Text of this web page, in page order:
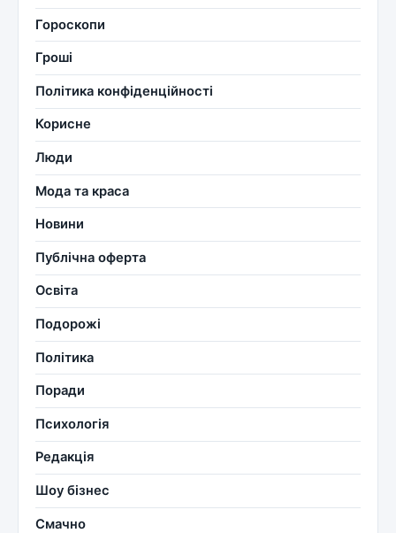
Гороскопи
Гроші
Політика конфіденційності
Корисне
Люди
Мода та краса
Новини
Публічна оферта
Освіта
Подорожі
Політика
Поради
Психологія
Редакція
Шоу бізнес
Смачно